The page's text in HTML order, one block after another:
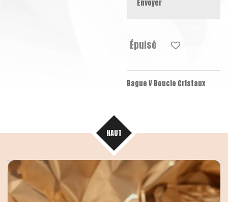
Envoyer
Épuisé
Bague V Boucle Cristaux
HAUT